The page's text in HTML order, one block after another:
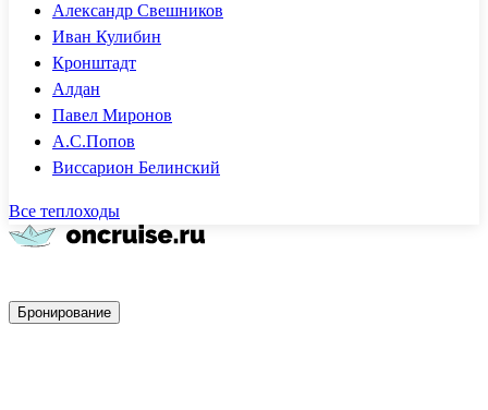
Александр Свешников
Иван Кулибин
Кронштадт
Алдан
Павел Миронов
А.С.Попов
Виссарион Белинский
Все теплоходы
Бронирование